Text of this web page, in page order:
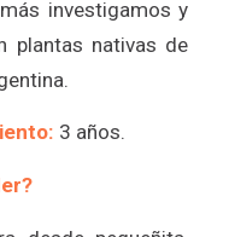
investigamos y
plantas nativas de
3 años.